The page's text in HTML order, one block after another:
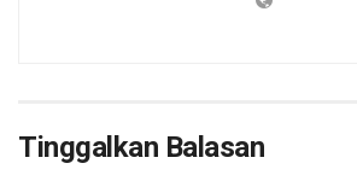
Tinggalkan Balasan